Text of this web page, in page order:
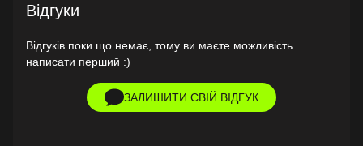
Відгуки
Відгуків поки що немає, тому ви маєте можливість
написати перший :)
ЗАЛИШИТИ СВІЙ ВІДГУК